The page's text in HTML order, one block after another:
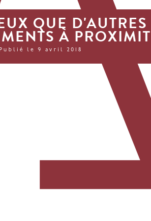
QUE D'AUTRES
À
Publié le 9 avril 2018